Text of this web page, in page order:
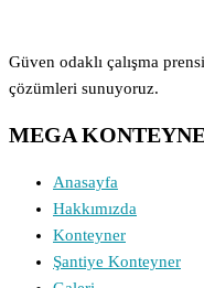
Güven odaklı çalışma
çözümleri sunuyoruz.
MEGA
Anasayfa
Hakkımızda
Konteyner
Şantiye Konteyner